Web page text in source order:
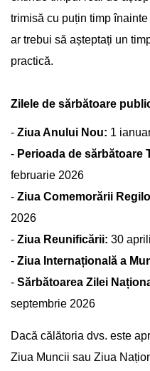
trimisă cu puțin timp
ar trebui să așteptați un
practică.
Zilele de sărbătoare
- Ziua Anului Nou: 1
- Perioada de sărbătoare
februarie 2026
- Ziua Comemorării
2026
- Ziua Reunificării: 30
- Ziua Internațională a
- Sărbătoarea Zilei
septembrie 2026
Dacă călătoria dvs. este
Ziua Muncii sau Ziua